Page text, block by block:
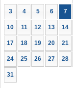
3 4 5 6 7
10 11 12 13 14
17 18 19 20 21
24 25 26 27 28
31